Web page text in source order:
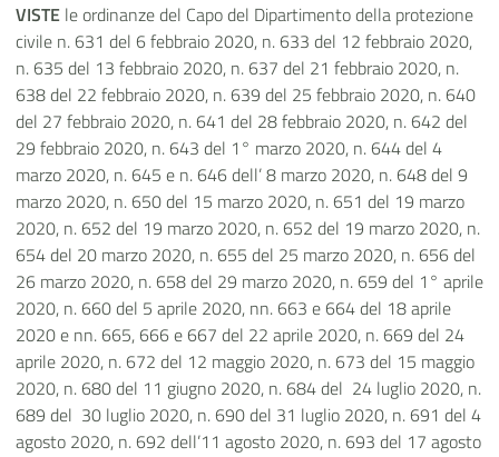
VISTE le ordinanze del Capo del Dipartimento della protezione
civile n. 631 del 6 febbraio 2020, n. 633 del 12 febbraio 2020,
n. 635 del 13 febbraio 2020, n. 637 del 21 febbraio 2020, n.
638 del 22 febbraio 2020, n. 639 del 25 febbraio 2020, n. 640
del 27 febbraio 2020, n. 641 del 28 febbraio 2020, n. 642 del
29 febbraio 2020, n. 643 del 1° marzo 2020, n. 644 del 4
marzo 2020, n. 645 e n. 646 dell’ 8 marzo 2020, n. 648 del 9
marzo 2020, n. 650 del 15 marzo 2020, n. 651 del 19 marzo
2020, n. 652 del 19 marzo 2020, n. 652 del 19 marzo 2020, n.
654 del 20 marzo 2020, n. 655 del 25 marzo 2020, n. 656 del
26 marzo 2020, n. 658 del 29 marzo 2020, n. 659 del 1° aprile
2020, n. 660 del 5 aprile 2020, nn. 663 e 664 del 18 aprile
2020 e nn. 665, 666 e 667 del 22 aprile 2020, n. 669 del 24
aprile 2020, n. 672 del 12 maggio 2020, n. 673 del 15 maggio
2020, n. 680 del 11 giugno 2020, n. 684 del 24 luglio 2020, n.
689 del 30 luglio 2020, n. 690 del 31 luglio 2020, n. 691 del 4
agosto 2020, n. 692 dell’11 agosto 2020, n. 693 del 17 agosto